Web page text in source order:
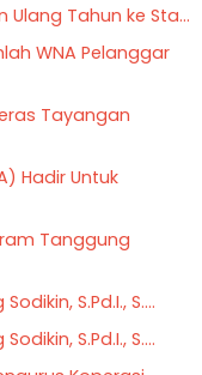
Ulang Tahun ke Sta...
WNA Pelanggar
Tayangan
Hadir Untuk
Tanggung
S.Pd.I., S....
S.Pd.I., S....